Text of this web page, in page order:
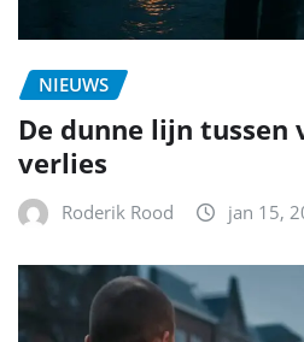
NIEUWS
De dunne lijn tussen
verlies
Roderik Rood jan 15,